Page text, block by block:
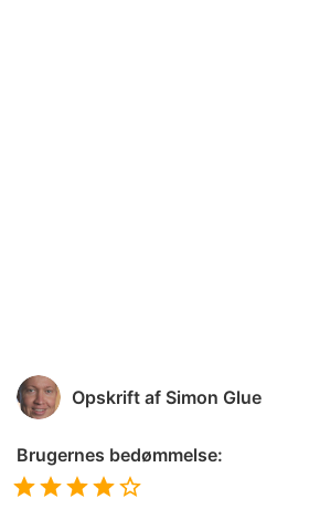
Opskrift af Simon Glue
Brugernes bedømmelse: